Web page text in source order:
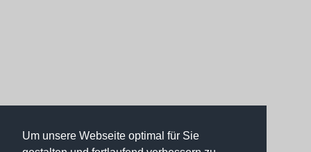
Um unsere Webseite optimal für Sie